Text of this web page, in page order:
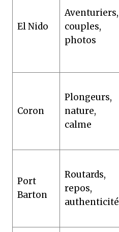
El Nido
Aventuriers,
couples,
photos
Coron
Plongeurs,
nature,
calme
Port
Barton
Routards,
repos,
authenticité